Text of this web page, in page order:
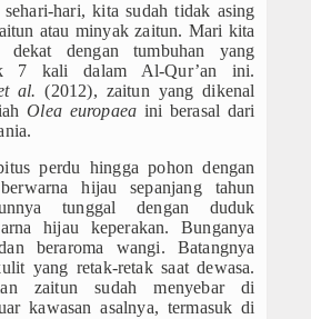
hari, kita sudah tidak asing
atau minyak zaitun. Mari kita
dekat dengan tumbuhan yang
7 kali dalam Al-Qur’an ini.
al. (2012), zaitun yang dikenal
Olea europaea ini berasal dari
perdu hingga pohon dengan
hijau sepanjang tahun
tunggal dengan duduk
hijau keperakan. Bunganya
beraroma wangi. Batangnya
yang retak-retak saat dewasa.
zaitun sudah menyebar di
kawasan asalnya, termasuk di